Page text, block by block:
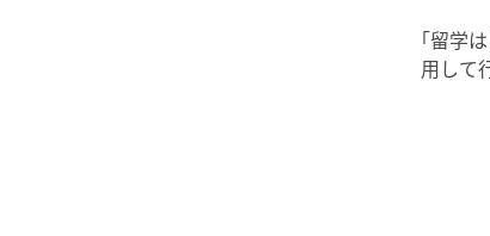
｢留学
用して